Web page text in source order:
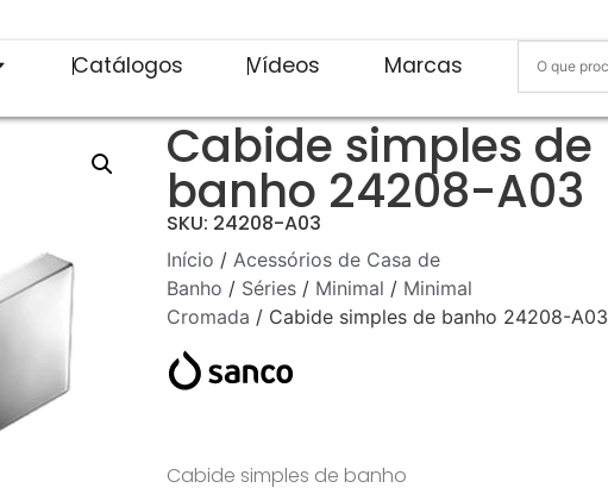
Catálogos Vídeos Marcas
Cabide simples de
banho 24208-A03
SKU: 24208-A03
Início / Acessórios de Casa de
Banho / Séries/ Minimal / Minimal
Cromada / Cabide simples de banho 24208-A03
Cabide simples de banho